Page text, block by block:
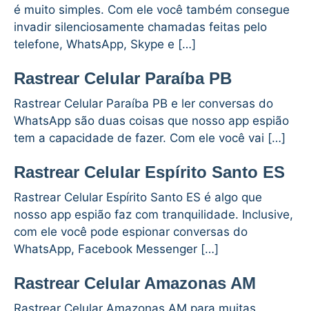
é muito simples. Com ele você também consegue
invadir silenciosamente chamadas feitas pelo
telefone, WhatsApp, Skype e […]
Rastrear Celular Paraíba PB
Rastrear Celular Paraíba PB e ler conversas do
WhatsApp são duas coisas que nosso app espião
tem a capacidade de fazer. Com ele você vai […]
Rastrear Celular Espírito Santo ES
Rastrear Celular Espírito Santo ES é algo que
nosso app espião faz com tranquilidade. Inclusive,
com ele você pode espionar conversas do
WhatsApp, Facebook Messenger […]
Rastrear Celular Amazonas AM
Rastrear Celular Amazonas AM para muitas